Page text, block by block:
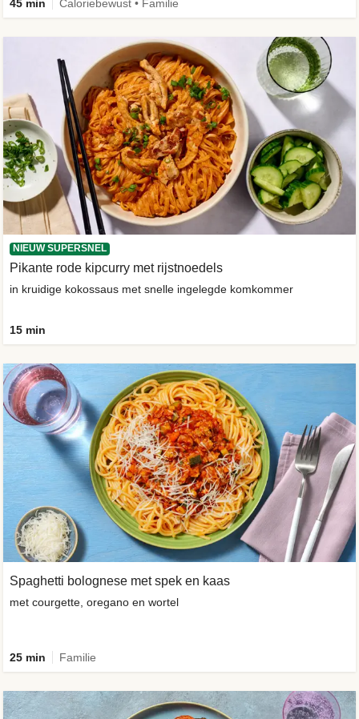
45 min Caloriebewust • Familie
NIEUW SUPERSNEL
Pikante rode kipcurry met rijstnoedels
in kruidige kokossaus met snelle ingelegde komkommer
15 min
Spaghetti bolognese met spek en kaas
met courgette, oregano en wortel
25 min Familie